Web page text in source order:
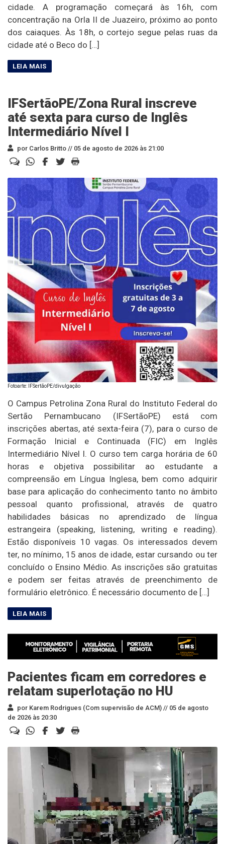
cidade. A programação começará às 16h, com
concentração na Orla II de Juazeiro, próximo ao ponto
dos caiaques. Às 18h, o cortejo segue pelas ruas da
cidade até o Beco do […]
IFSertãoPE/Zona Rural inscreve
até sexta para curso de Inglês
Intermediário Nível I
por Carlos Britto // 05 de agosto de 2026 às 21:00
Fotoarte: IFSertãoPE/divulgação
O Campus Petrolina Zona Rural do Instituto Federal do
Sertão Pernambucano (IFSertãoPE) está com
inscrições abertas, até sexta-feira (7), para o curso de
Formação Inicial e Continuada (FIC) em Inglês
Intermediário Nível I. O curso tem carga horária de 60
horas e objetiva possibilitar ao estudante a
compreensão em Língua Inglesa, bem como adquirir
base para aplicação do conhecimento tanto no âmbito
pessoal quanto profissional, através de quatro
habilidades básicas no aprendizado de língua
estrangeira (speaking, listening, writing e reading).
Estão disponíveis 10 vagas. Os interessados devem
ter, no mínimo, 15 anos de idade, estar cursando ou ter
concluído o Ensino Médio. As inscrições são gratuitas
e podem ser feitas através de preenchimento de
formulário eletrônico. É necessário documento de […]
Pacientes ficam em corredores e
relatam superlotação no HU
por Karem Rodrigues (Com supervisão de ACM) // 05 de agosto
de 2026 às 20:30